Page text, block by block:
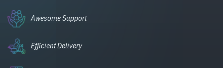
Awesome Support
Efficient Delivery